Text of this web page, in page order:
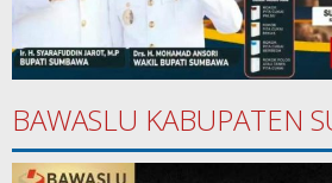
BAWASLU KABUPATEN